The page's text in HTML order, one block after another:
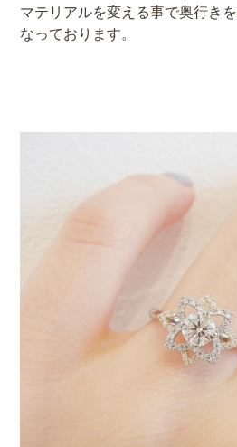
マテリアルを変える事で奥行き
なっております。